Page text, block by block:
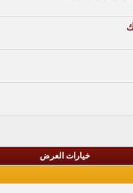
خيارات العرض